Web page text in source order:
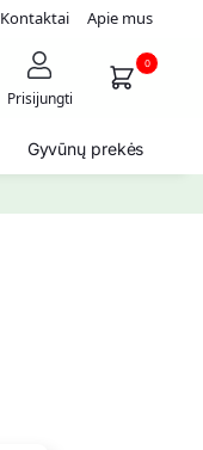
Kontaktai Apie mus
Prisijungti
0
Gyvūnų prekės